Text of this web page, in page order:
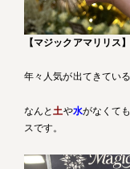
【マジックアマリリス】
年々人気が出てきてい
なんと土や水がなくて
スです。